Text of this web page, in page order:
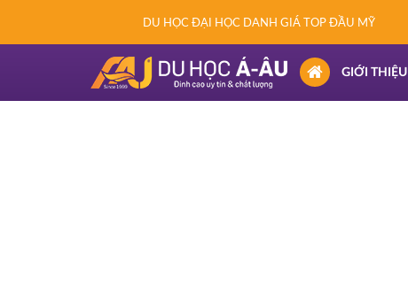
DU HỌC ĐẠI HỌC DANH GIÁ TOP ĐẦU MỸ
(CURRENT)
GIỚI THIỆU